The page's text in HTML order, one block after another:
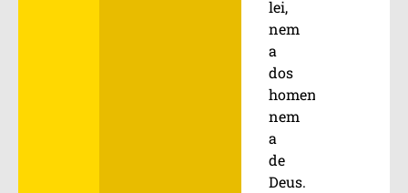
lei,
nem
a
dos
homens
nem
a
de
Deus.